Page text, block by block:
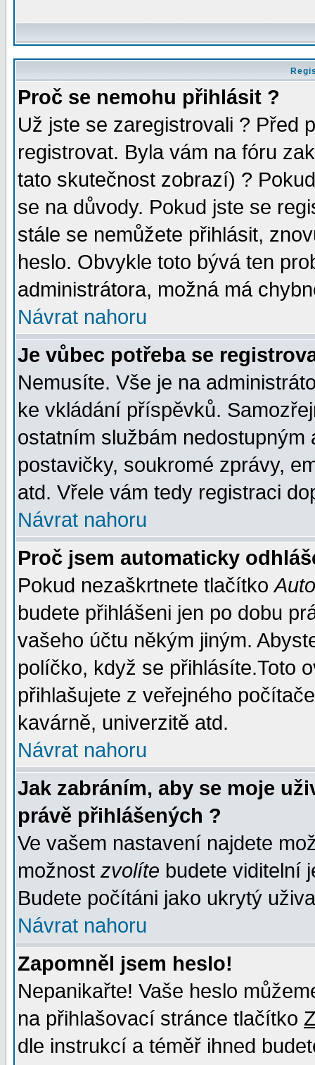
Proč se nemohu přihlásit ?
Už jste se zaregistrovali ? Před
registrovat. Byla vám na fóru
tato skutečnost zobrazí) ?
se na důvody. Pokud jste se
stále se nemůžete přihlásit,
heslo. Obvykle toto bývá ten
administrátora, možná má
Návrat nahoru
Je vůbec potřeba se
Nemusíte. Vše je na
ke vkládání příspěvků.
ostatním službám
postavičky, soukromé zprávy,
atd. Vřele vám tedy registraci
Návrat nahoru
Proč jsem automaticky
Pokud nezaškrtnete tlačítko
budete přihlášeni jen po dobu
vašeho účtu někým jiným.
políčko, když se přihlásíte.Toto
přihlašujete z veřejného
kavárně, univerzitě atd.
Návrat nahoru
Jak zabráním, aby se moje
právě přihlášených ?
Ve vašem nastavení najdete
možnost zvolíte budete viditelní
Budete počítáni jako ukrytý
Návrat nahoru
Zapomněl jsem heslo!
Nepanikařte! Vaše heslo
na přihlašovací stránce tlačítko
dle instrukcí a téměř ihned